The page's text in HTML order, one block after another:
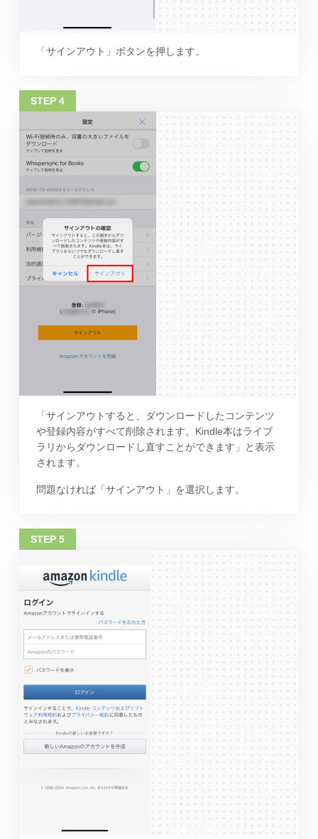
「サインアウト」ボタンを押します。
「サインアウトすると、ダウンロードしたコンテンツ
や登録内容がすべて削除されます。Kindle本はライブ
ラリからダウンロードし直すことができます」と表示
されます。
問題なければ「サインアウト」を選択します。